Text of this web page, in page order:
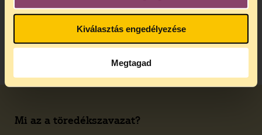
Kiválasztás engedélyezése
Megtagad
Mi az a lista?
TOVÁBB
Mi az a töredékszavazat?